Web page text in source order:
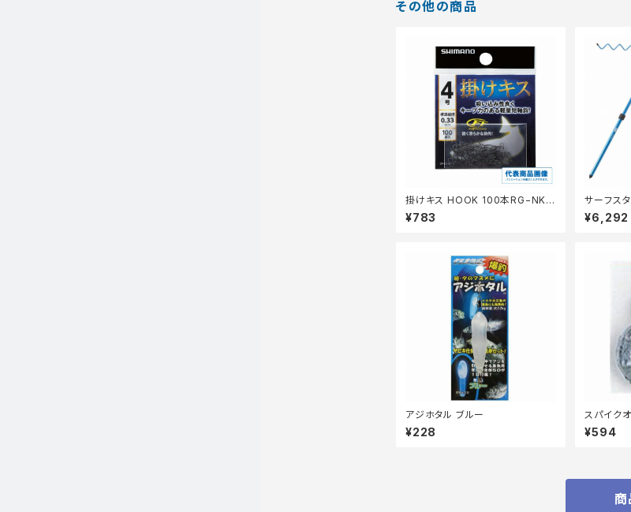
その他の商品
掛けキス HOOK 100本RG−NK1
N【継続セール_仕掛】
¥783
サーフス
¥6,292
アジホタル ブルー
¥228
スパイク
¥594
商